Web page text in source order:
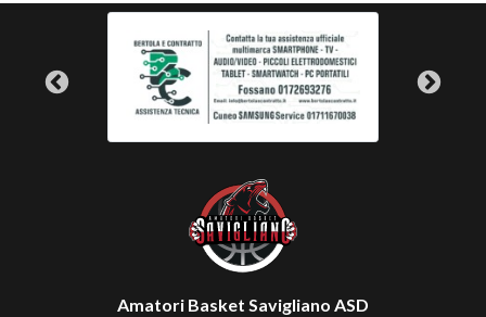
Amatori Basket Savigliano ASD